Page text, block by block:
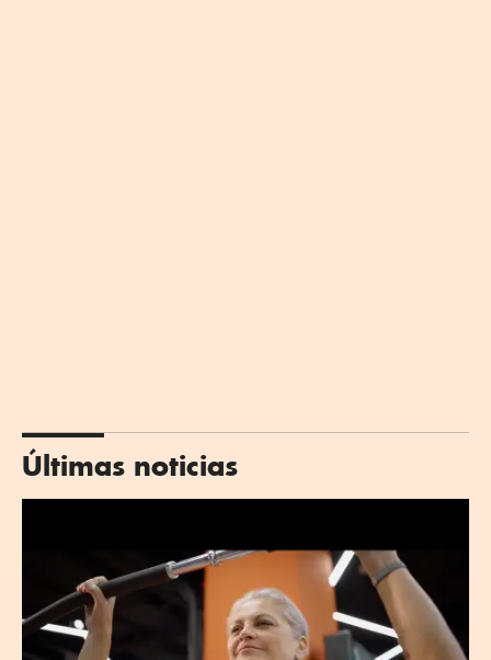
Últimas noticias